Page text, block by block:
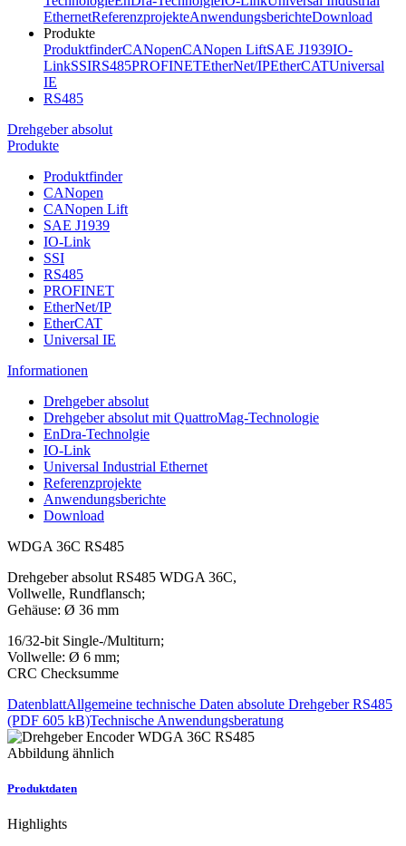
EthernetReferenzprojekteAnwendungsberichteDownload
Produkte
ProduktfinderCANopenCANopen LiftSAE J1939IO-
LinkSSIRS485PROFINETEtherNet/IPEtherCATUniversal
IE
RS485
Drehgeber absolut
Produkte
Produktfinder
CANopen
CANopen Lift
SAE J1939
IO-Link
SSI
RS485
PROFINET
EtherNet/IP
EtherCAT
Universal IE
Informationen
Drehgeber absolut
Drehgeber absolut mit QuattroMag-Technologie
EnDra-Technolgie
IO-Link
Universal Industrial Ethernet
Referenzprojekte
Anwendungsberichte
Download
WDGA 36C RS485
Drehgeber absolut RS485 WDGA 36C,
Vollwelle, Rundflansch;
Gehäuse: Ø 36 mm
16/32-bit Single-/Multiturn;
Vollwelle: Ø 6 mm;
CRC Checksumme
DatenblattAllgemeine technische Daten absolute Drehgeber RS485
(PDF 605 kB)Technische Anwendungsberatung
Abbildung ähnlich
Produktdaten
Highlights